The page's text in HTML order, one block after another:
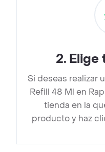
2. Elige
Si deseas realizar
Refill 48 Ml en
tienda en la
producto y haz